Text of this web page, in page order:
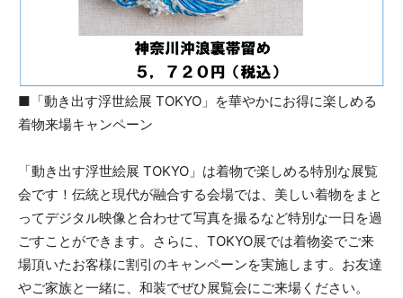
■「動き出す浮世絵展 TOKYO」を華やかにお得に楽しめる
着物来場キャンペーン
「動き出す浮世絵展 TOKYO」は着物で楽しめる特別な展覧
会です！伝統と現代が融合する会場では、美しい着物をまと
ってデジタル映像と合わせて写真を撮るなど特別な一日を過
ごすことができます。さらに、TOKYO展では着物姿でご来
場頂いたお客様に割引のキャンペーンを実施します。お友達
やご家族と一緒に、和装でぜひ展覧会にご来場ください。